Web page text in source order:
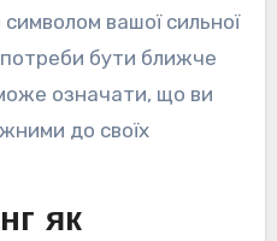
вашої сильної
бути ближче
означати, що ви
до своїх
як